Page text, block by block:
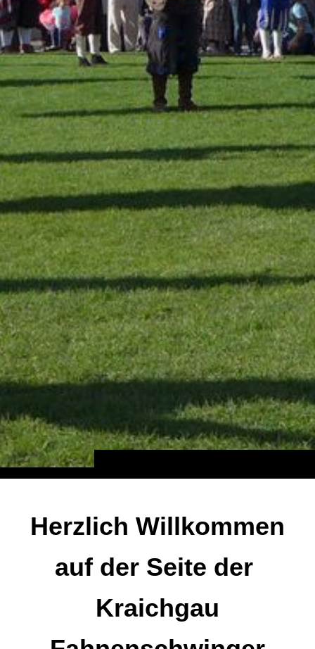
Herzlich Willkommen
auf der Seite der
Kraichgau